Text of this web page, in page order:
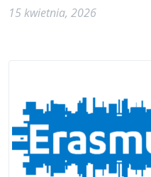
15 kwietnia, 2026